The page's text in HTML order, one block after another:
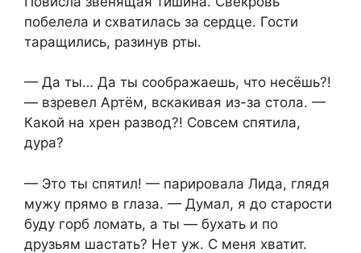
побелела и схватилась за сердце. Гости
таращились, разинув рты.
— Да ты… Да ты соображаешь, что несёшь?!
— взревел Артём, вскакивая из-за стола. —
Какой на хрен развод?! Совсем спятила,
дура?
— Это ты спятил! — парировала Лида, глядя
мужу прямо в глаза. — Думал, я до старости
буду горб ломать, а ты — бухать и по
друзьям шастать? Нет уж. С меня хватит.